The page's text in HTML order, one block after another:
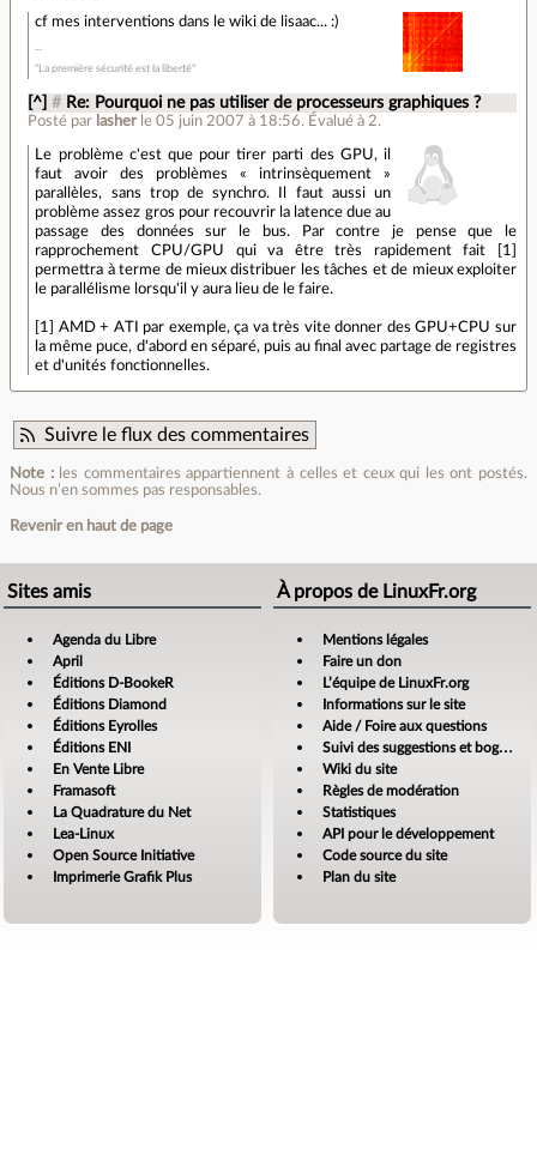
cf mes interventions dans le wiki de lisaac... :)
"La première sécurité est la liberté"
[^] # Re: Pourquoi ne pas utiliser de processeurs graphiques ?
Posté par lasher le 05 juin 2007 à 18:56. Évalué à 2.
Le problème c'est que pour tirer parti des GPU, il
faut avoir des problèmes « intrinsèquement »
parallèles, sans trop de synchro. Il faut aussi un
problème assez gros pour recouvrir la latence due au
passage des données sur le bus. Par contre je pense que le
rapprochement CPU/GPU qui va être très rapidement fait [1]
permettra à terme de mieux distribuer les tâches et de mieux exploiter
le parallélisme lorsqu'il y aura lieu de le faire.
[1] AMD + ATI par exemple, ça va très vite donner des GPU+CPU sur
la même puce, d'abord en séparé, puis au final avec partage de registres
et d'unités fonctionnelles.
Suivre le flux des commentaires
Note :les commentaires appartiennent à celles et ceux qui les ont postés.
Nous n’en sommes pas responsables.
Revenir en haut de page
Sites amis
Agenda du Libre
April
Éditions D-BookeR
Éditions Diamond
Éditions Eyrolles
Éditions ENI
En Vente Libre
Framasoft
La Quadrature du Net
Lea-Linux
Open Source Initiative
Imprimerie Grafik Plus
À propos de LinuxFr.org
Mentions légales
Faire un don
L’équipe de LinuxFr.org
Informations sur le site
Aide / Foire aux questions
Suivi des suggestions et bogues
Wiki du site
Règles de modération
Statistiques
API pour le développement
Code source du site
Plan du site